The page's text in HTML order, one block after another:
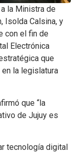
la Ministra de
Isolda Calsina, y
con el fin de
Electrónica
que
la legislatura
que “la
de Jujuy es
tecnología digital